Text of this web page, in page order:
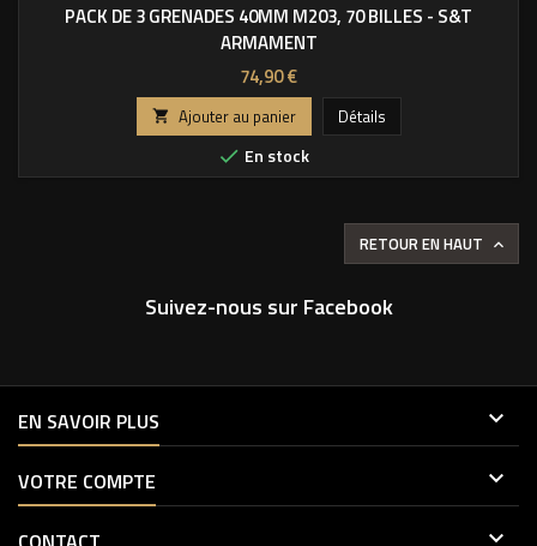
PACK DE 3 GRENADES 40MM M203, 70 BILLES - S&T
ARMAMENT
Prix
74,90 €
 Ajouter au panier
Détails
 En stock
RETOUR EN HAUT 
Suivez-nous sur Facebook
EN SAVOIR PLUS 
VOTRE COMPTE 
